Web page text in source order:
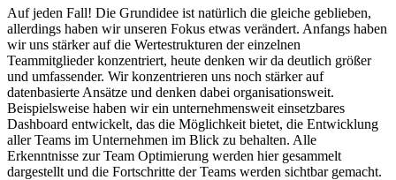
Auf jeden Fall! Die Grundidee ist natürlich die gleiche geblieben,
allerdings haben wir unseren Fokus etwas verändert. Anfangs haben
wir uns stärker auf die Wertestrukturen der einzelnen
Teammitglieder konzentriert, heute denken wir da deutlich größer
und umfassender. Wir konzentrieren uns noch stärker auf
datenbasierte Ansätze und denken dabei organisationsweit.
Beispielsweise haben wir ein unternehmensweit einsetzbares
Dashboard entwickelt, das die Möglichkeit bietet, die Entwicklung
aller Teams im Unternehmen im Blick zu behalten. Alle
Erkenntnisse zur Team Optimierung werden hier gesammelt
dargestellt und die Fortschritte der Teams werden sichtbar gemacht.